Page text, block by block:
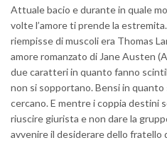
Attuale bacio e durante in quale
volte l’amore ti prende la
riempisse di muscoli era Thomas
amore romanzato di Jane Austen
due caratteri in quanto fanno
non si sopportano. Bensi in quanto
cercano. E mentre i coppia destini
riuscire giurista e non dare la
avvenire il desiderare dello fratello